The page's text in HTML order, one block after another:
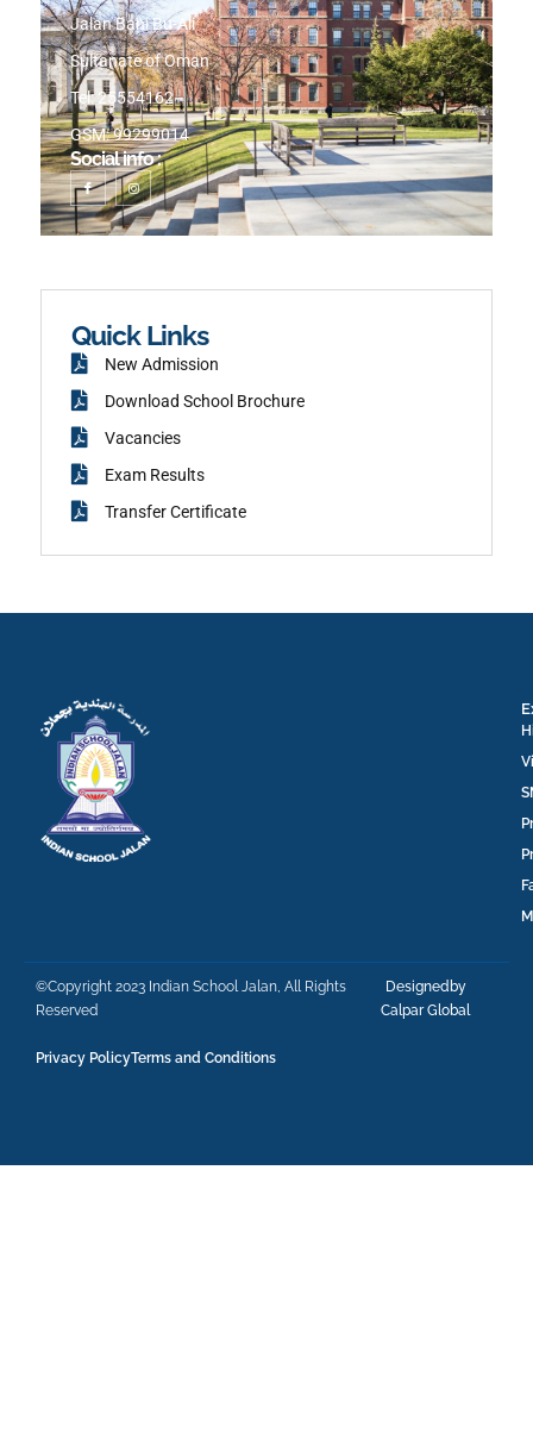
Jalan Bani Bu-Ali
Sultanate of Oman
Tel: 25554162
GSM: 99299014
Social info :
I
c
o
n
-
f
o
I
n
s
t
a
g
Quick Links
New Admission
Download School Brochure
Vacancies
Exam Results
Transfer Certificate
©Copyright 2023 Indian School Jalan, All Rights
Reserved
Designedby
Calpar Global
Privacy PolicyTerms and Conditions